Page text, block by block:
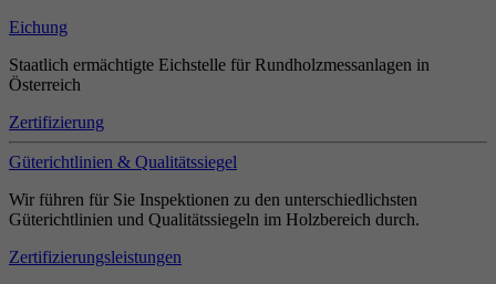
Eichung
Staatlich ermächtigte Eichstelle für Rundholzmessanlagen in
Österreich
Zertifizierung
Güterichtlinien & Qualitätssiegel
Wir führen für Sie Inspektionen zu den unterschiedlichsten
Güterichtlinien und Qualitätssiegeln im Holzbereich durch.
Zertifizierungsleistungen